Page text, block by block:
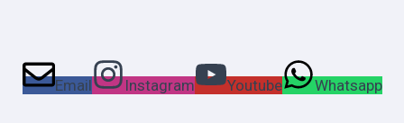
Email Instagram Youtube Whatsapp